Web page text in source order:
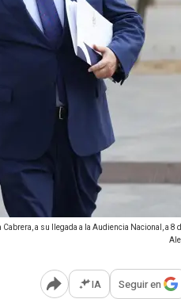
a su llegada a la Audiencia Nacional, a
Abrir opciones para compartir
IA Seguir en